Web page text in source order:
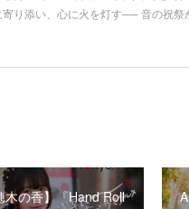
り添い、心に火を灯す── 音の祝祭
木の香】『Hand Roll